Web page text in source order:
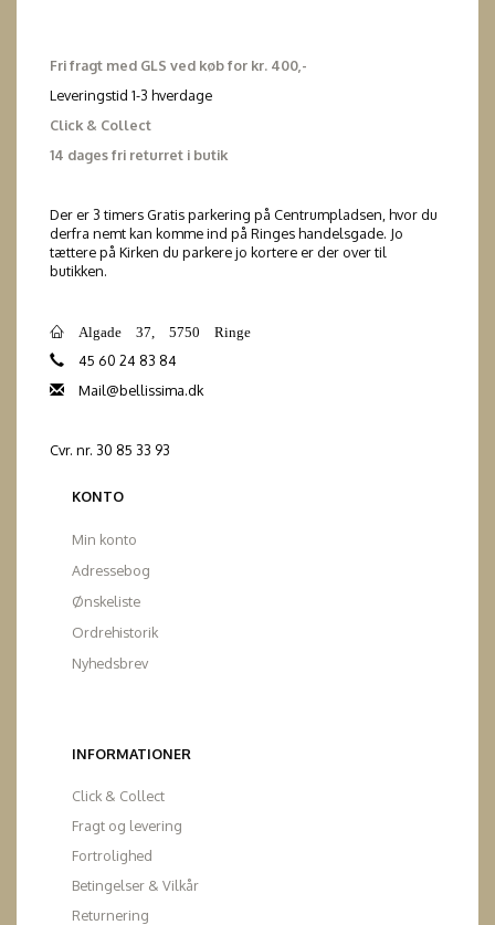
Fri fragt med GLS ved køb for kr. 400,-
Leveringstid 1-3 hverdage
Click & Collect
14 dages fri returret i butik
Der er 3 timers Gratis parkering på Centrumpladsen, hvor du
derfra nemt kan komme ind på Ringes handelsgade. Jo
tættere på Kirken du parkere jo kortere er der over til
butikken.
Algade 37, 5750 Ringe
45 60 24 83 84
Mail@bellissima.dk
Cvr. nr. 30 85 33 93
KONTO
Min konto
Adressebog
Ønskeliste
Ordrehistorik
Nyhedsbrev
INFORMATIONER
Click & Collect
Fragt og levering
Fortrolighed
Betingelser & Vilkår
Returnering